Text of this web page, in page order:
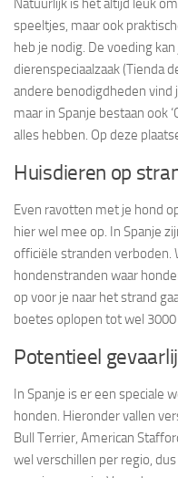
Natuurlijk is het altijd leuk
speeltjes, maar ook
heb je nodig. De voeding
dierenspeciaalzaak (Tienda
andere benodigdheden vind
maar in Spanje bestaan ook
alles hebben. Op deze
Huisdieren op
Even ravotten met je hond
hier wel mee op. In Spanje
officiële stranden verboden.
hondenstranden waar
op voor je naar het strand
boetes oplopen tot wel
Potentieel
In Spanje is er een speciale
honden. Hieronder vallen
Bull Terrier, American
wel verschillen per regio,